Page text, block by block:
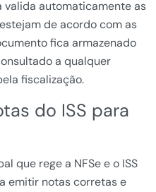
valida automaticamente as
de acordo com as
fica armazenado
a qualquer
fiscalização.
do ISS para
que rege a NFSe e o ISS
emitir notas corretas e